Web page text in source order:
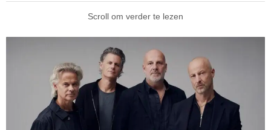
Scroll om verder te lezen